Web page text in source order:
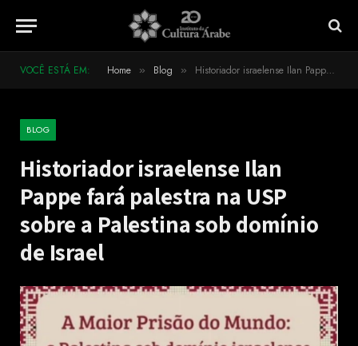
VOCÊ ESTÁ EM: Home » Blog » Historiador israelense Ilan Pappe fará palestra na USP sobre a Palestina sob domínio de Israel
BLOG
Historiador israelense Ilan
Pappe fará palestra na USP
sobre a Palestina sob domínio
de Israel